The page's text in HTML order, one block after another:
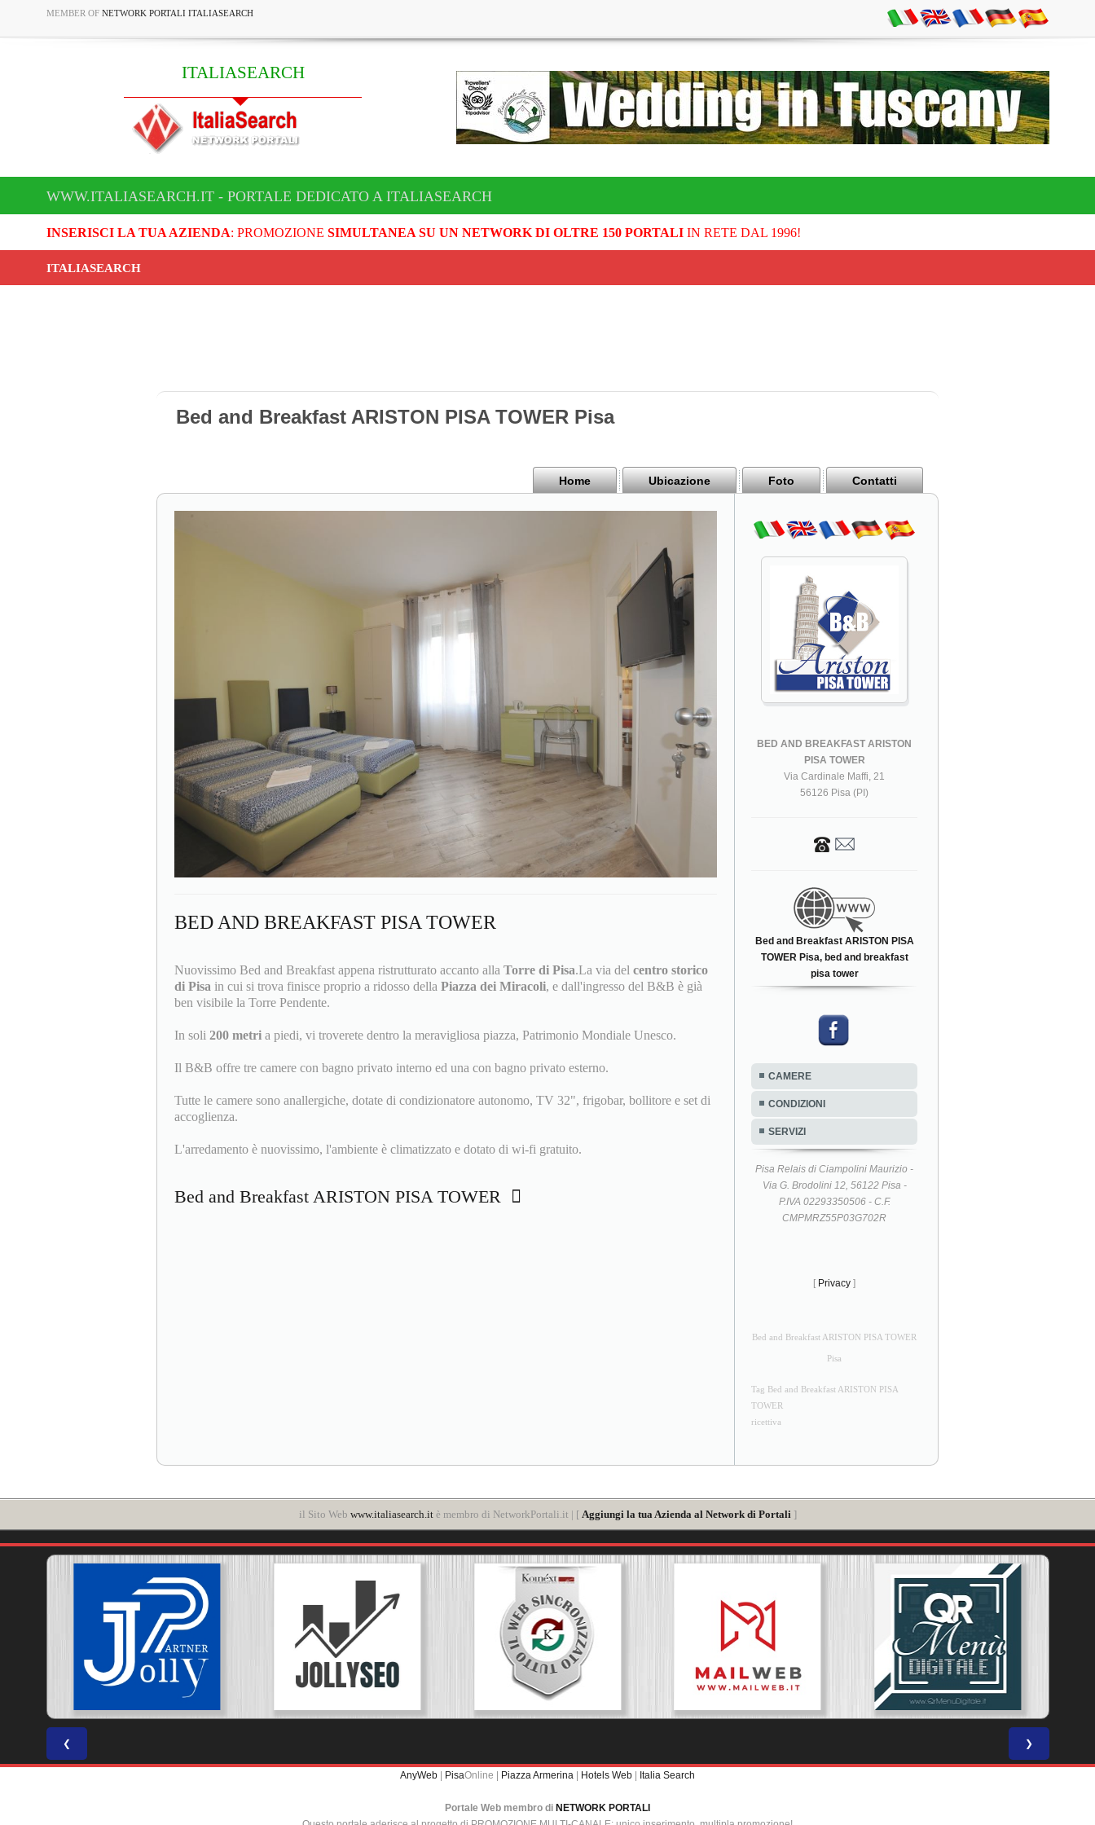
MEMBER OF NETWORK PORTALI ITALIASEARCH
ITALIASEARCH
WWW.ITALIASEARCH.IT - PORTALE DEDICATO A ITALIASEARCH
INSERISCI LA TUA AZIENDA: PROMOZIONE SIMULTANEA SU UN NETWORK DI OLTRE 150 PORTALIIN RETE DAL 1996!
ITALIASEARCH
Bed and Breakfast ARISTON PISA TOWER Pisa
Home Ubicazione Foto Contatti
BED AND BREAKFAST PISA TOWER
Nuovissimo Bed and Breakfast appena ristrutturato accanto alla Torre di Pisa.La via del centro storico
di Pisa in cui si trova finisce proprio a ridosso della Piazza dei Miracoli, e dall'ingresso del B&B è già
ben visibile la Torre Pendente.
In soli 200 metri a piedi, vi troverete dentro la meravigliosa piazza, Patrimonio Mondiale Unesco.
Il B&B offre tre camere con bagno privato interno ed una con bagno privato esterno.
Tutte le camere sono anallergiche, dotate di condizionatore autonomo, TV 32", frigobar, bollitore e set di
accoglienza.
L'arredamento è nuovissimo, l'ambiente è climatizzato e dotato di wi-fi gratuito.
Bed and Breakfast ARISTON PISA TOWER
BED AND BREAKFAST ARISTON
PISA TOWER
Via Cardinale Maffi, 21
56126 Pisa (PI)
Bed and Breakfast ARISTON PISA
TOWER Pisa, bed and breakfast
pisa tower
CAMERE
CONDIZIONI
SERVIZI
Pisa Relais di Ciampolini Maurizio -
Via G. Brodolini 12, 56122 Pisa -
P.IVA 02293350506 - C.F.
CMPMRZ55P03G702R
[ Privacy ]
Bed and Breakfast ARISTON PISA TOWER
Pisa
Tag Bed and Breakfast ARISTON PISA
TOWER
ricettiva
il Sito Web www.italiasearch.itè membro di NetworkPortali.it | [ Aggiungi la tua Azienda al Network di Portali ]
❮ ❯
AnyWeb | PisaOnline | Piazza Armerina | Hotels Web | Italia Search
Portale Web membro di NETWORK PORTALI